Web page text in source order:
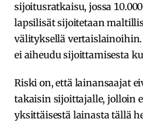
sijoitusratkaisu, jossa
lapsilisät sijoitetaan
välityksellä
ei aiheudu sijoittamisesta
Riski on, että lainansaajat
takaisin sijoittajalle, jolloin
yksittäisestä lainasta tällä